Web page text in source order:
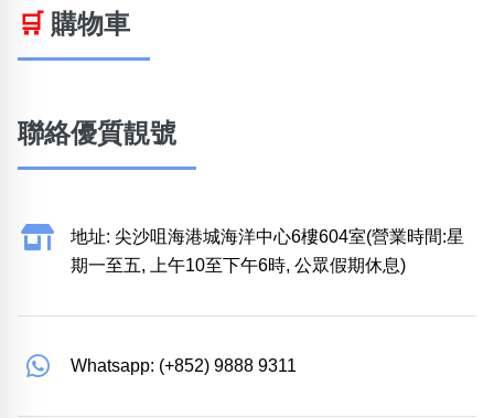
🛒 購物車
聯絡優質靚號
地址: 尖沙咀海港城海洋中心6樓604室(營業時間:星
期一至五, 上午10至下午6時, 公眾假期休息)
Whatsapp: (+852) 9888 9311